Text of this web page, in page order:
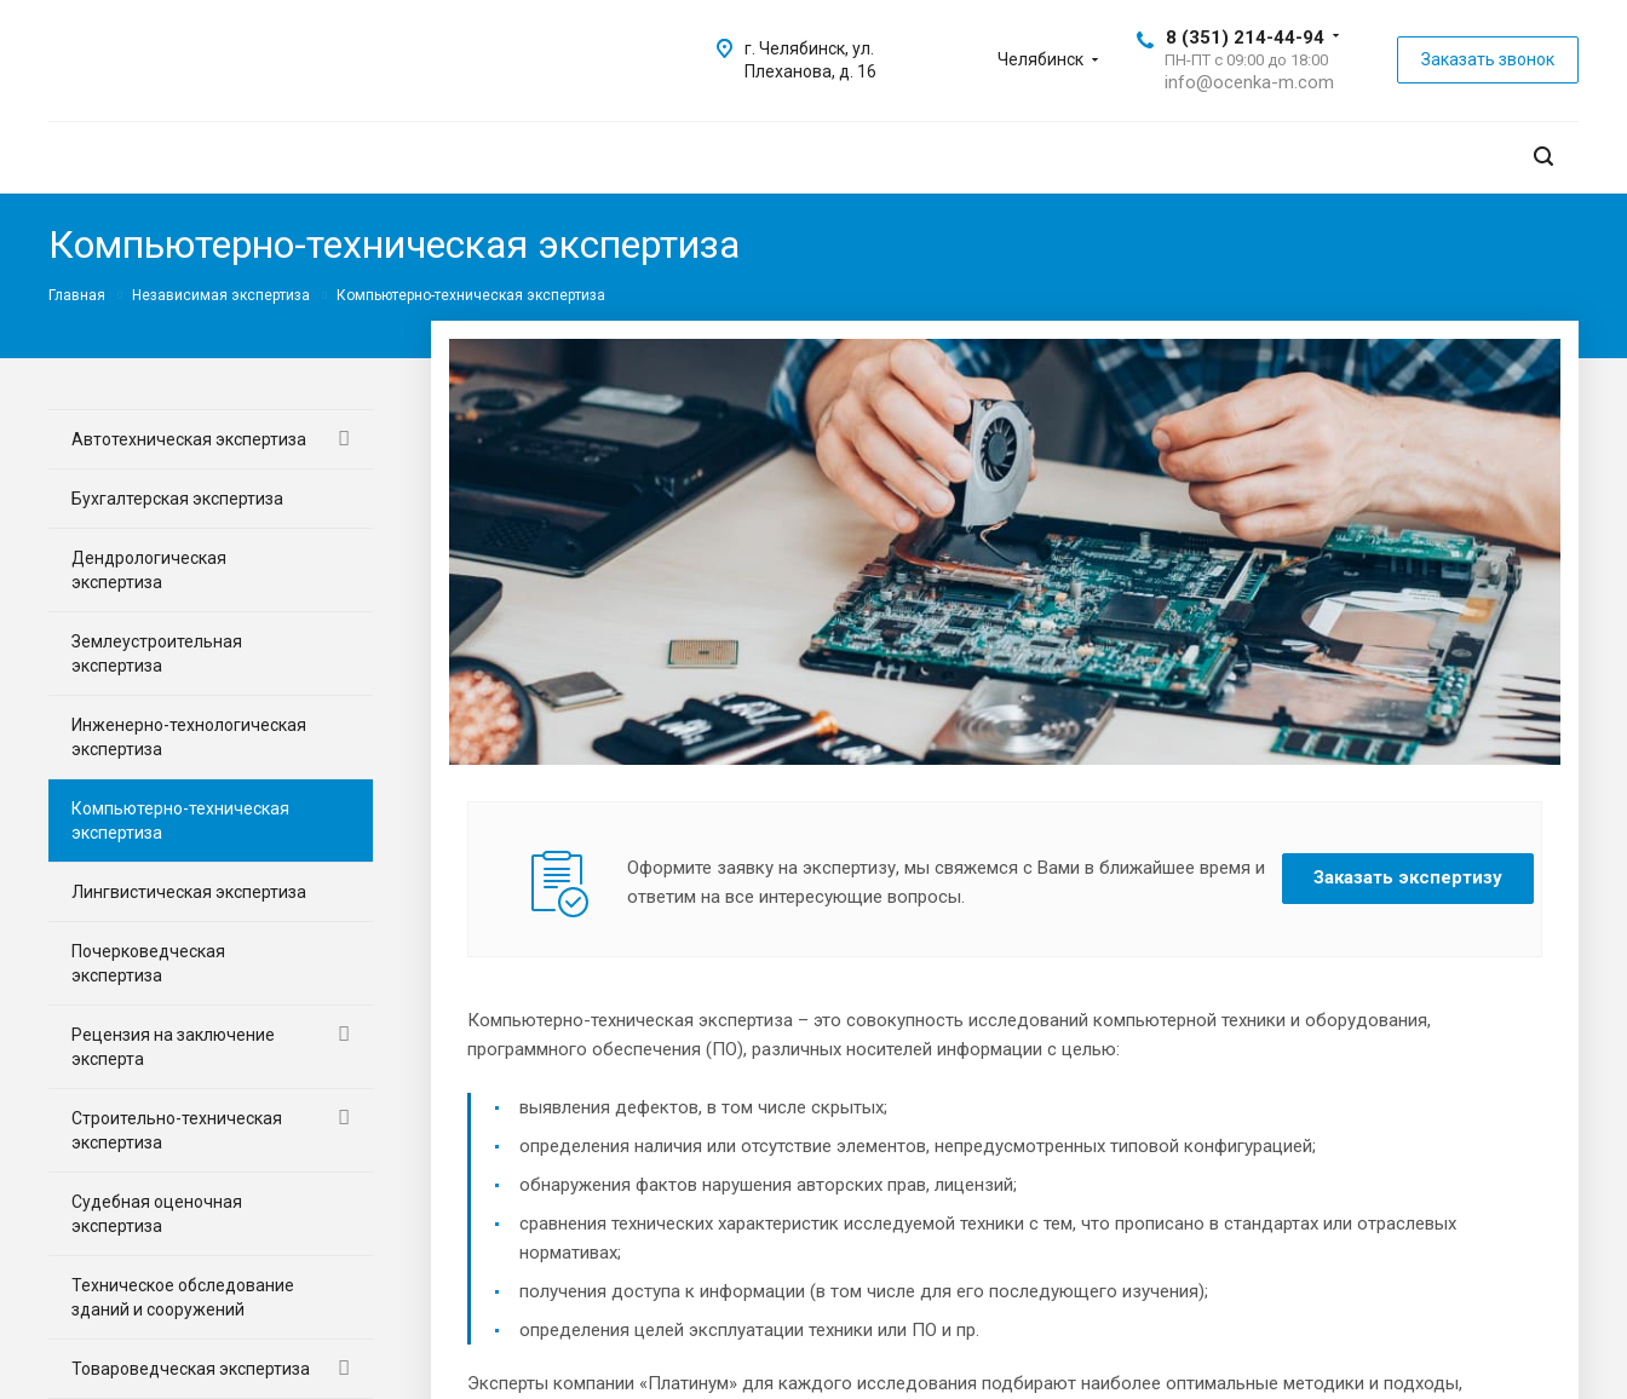
Челябинск
8 (351) 214-44-94
ПН-ПТ с 09:00 до 18:00
info@ocenka-m.com
Заказать звонок
г. Челябинск, ул.
Плеханова, д. 16
Компьютерно-техническая экспертиза
Главная Независимая экспертиза Компьютерно-техническая экспертиза
Оформите заявку на экспертизу, мы свяжемся с Вами в ближайшее время и
ответим на все интересующие вопросы.
Заказать экспертизу
Компьютерно-техническая экспертиза – это совокупность исследований компьютерной техники и оборудования,
программного обеспечения (ПО), различных носителей информации с целью:
выявления дефектов, в том числе скрытых;
определения наличия или отсутствие элементов, непредусмотренных типовой конфигурацией;
обнаружения фактов нарушения авторских прав, лицензий;
сравнения технических характеристик исследуемой техники с тем, что прописано в стандартах или отраслевых
нормативах;
получения доступа к информации (в том числе для его последующего изучения);
определения целей эксплуатации техники или ПО и пр.
Эксперты компании «Платинум» для каждого исследования подбирают наиболее оптимальные методики и подходы,
Автотехническая экспертиза
Бухгалтерская экспертиза
Дендрологическая
экспертиза
Землеустроительная
экспертиза
Инженерно-технологическая
экспертиза
Компьютерно-техническая
экспертиза
Лингвистическая экспертиза
Почерковедческая
экспертиза
Рецензия на заключение
эксперта
Строительно-техническая
экспертиза
Судебная оценочная
экспертиза
Техническое обследование
зданий и сооружений
Товароведческая экспертиза